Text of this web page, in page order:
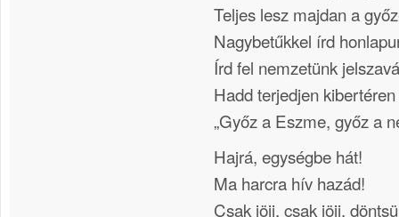
Teljes lesz majdan a
Nagybetűkkel írd
Írd fel nemzetünk
Hadd terjedjen
„Győz a Eszme, győz a
Hajrá, egységbe hát!
Ma harcra hív hazád!
Csak jöjj, csak jöjj,